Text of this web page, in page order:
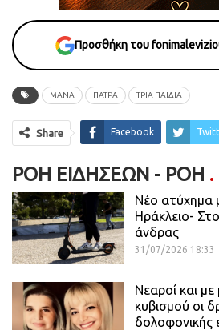
Προσθήκη του
ΜΑΝΑ ΠΑΤΡΑ ΤΡΙΑ ΠΑΙΔΙΑ
Share Facebook
ΡΟΉ ΕΙΔΉΣΕΩΝ - ΡΟΗ
Νέο ατύχημα
Ηράκλειο-
άνδρας
31/07/2026 18:33
Νεαροί και με
κυβισμού οι
δολοφονικής